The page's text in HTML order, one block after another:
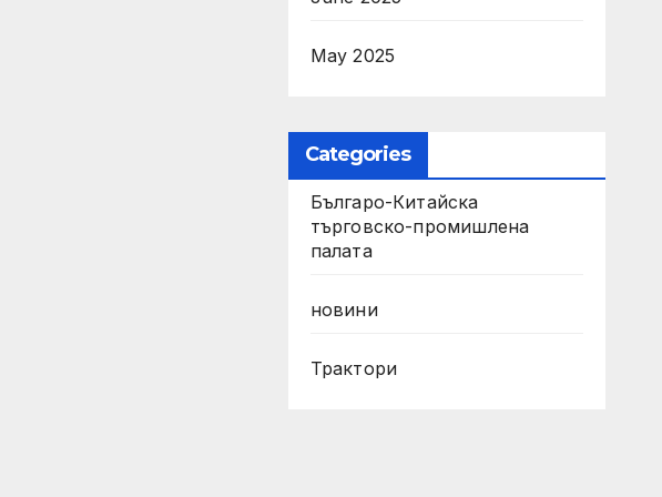
May 2025
Categories
Българо-Китайска
търговско-промишлена
палата
новини
Трактори